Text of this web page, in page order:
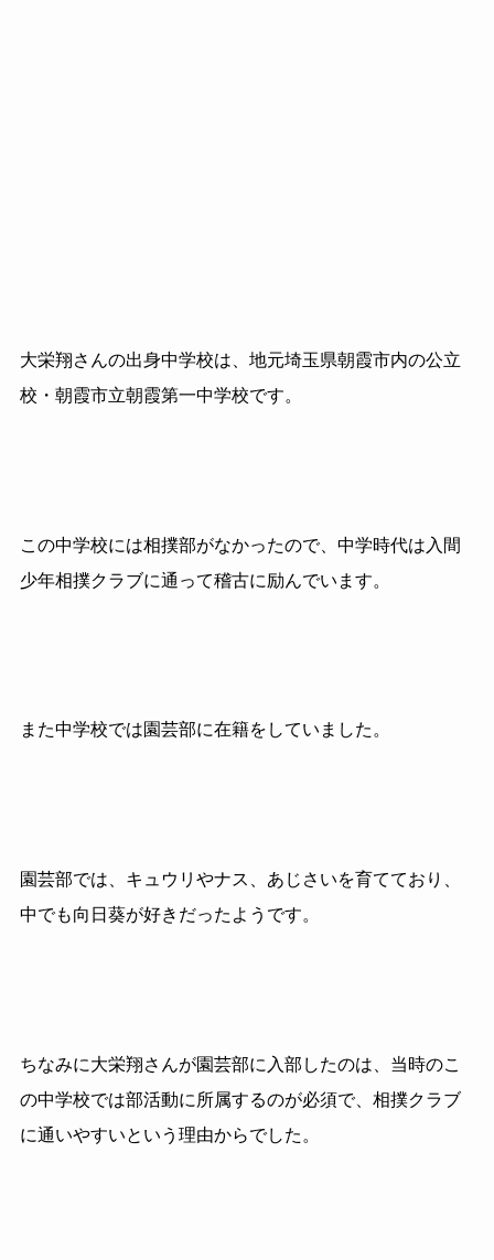
大栄翔さんの出身中学校は、地元埼玉県朝霞市内の公立
校・朝霞市立朝霞第一中学校です。
この中学校には相撲部がなかったので、中学時代は入間
少年相撲クラブに通って稽古に励んでいます。
また中学校では園芸部に在籍をしていました。
園芸部では、キュウリやナス、あじさいを育てており、
中でも向日葵が好きだったようです。
ちなみに大栄翔さんが園芸部に入部したのは、当時のこ
の中学校では部活動に所属するのが必須で、相撲クラブ
に通いやすいという理由からでした。